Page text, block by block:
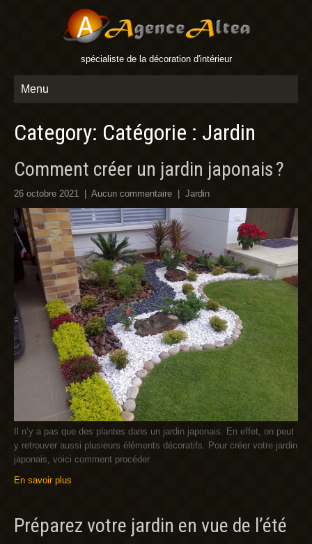
spécialiste de la décoration d'intérieur
Menu
Category: Catégorie : Jardin
Comment créer un jardin japonais ?
26 octobre 2021 Aucun commentaire Jardin
Il n’y a pas que des plantes dans un jardin japonais. En effet, on peut
y retrouver aussi plusieurs éléments décoratifs. Pour créer votre jardin
japonais, voici comment procéder.
En savoir plus
Préparez votre jardin en vue de l’été